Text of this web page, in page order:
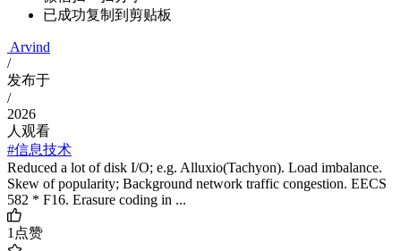
已成功复制到剪贴板
Arvind
/
发布于
/
2026
人观看
#信息技术
Reduced a lot of disk I/O; e.g. Alluxio(Tachyon). Load imbalance.
Skew of popularity; Background network traffic congestion. EECS
582 * F16. Erasure coding in ...
1点赞